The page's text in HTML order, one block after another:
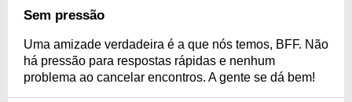
Sem pressão
Uma amizade verdadeira é a que nós temos, BFF. Não
há pressão para respostas rápidas e nenhum
problema ao cancelar encontros. A gente se dá bem!